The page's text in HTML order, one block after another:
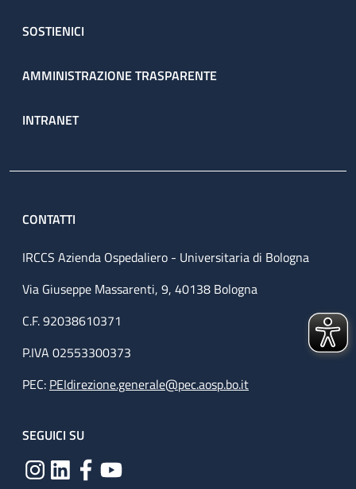
SOSTIENICI
AMMINISTRAZIONE TRASPARENTE
INTRANET
CONTATTI
IRCCS Azienda Ospedaliero - Universitaria di Bologna
Via Giuseppe Massarenti, 9, 40138 Bologna
C.F. 92038610371
P.IVA 02553300373
PEC: PEIdirezione.generale@pec.aosp.bo.it
SEGUICI SU